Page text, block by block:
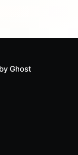
Ghost